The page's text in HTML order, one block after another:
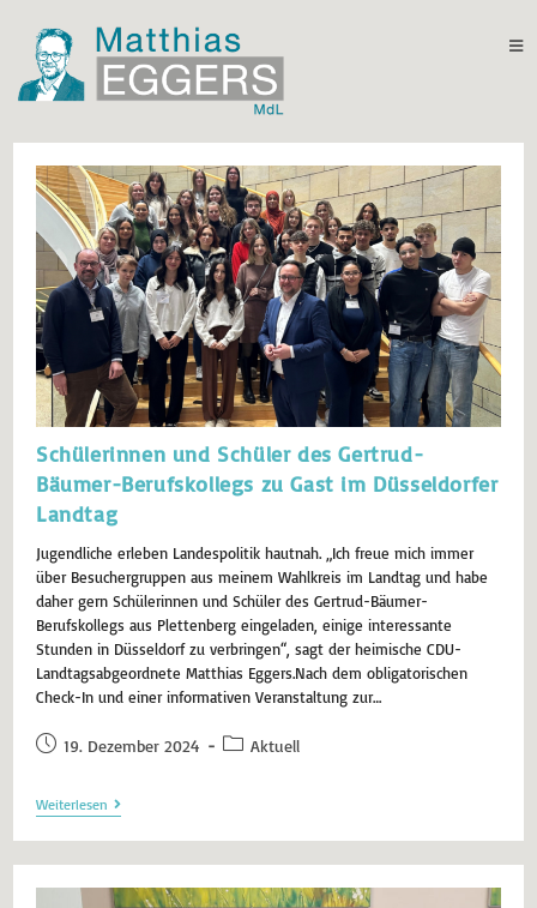
Schülerinnen und Schüler des Gertrud-
Bäumer-Berufskollegs zu Gast im Düsseldorfer
Landtag
Jugendliche erleben Landespolitik hautnah. „Ich freue mich immer
über Besuchergruppen aus meinem Wahlkreis im Landtag und habe
daher gern Schülerinnen und Schüler des Gertrud-Bäumer-
Berufskollegs aus Plettenberg eingeladen, einige interessante
Stunden in Düsseldorf zu verbringen“, sagt der heimische CDU-
Landtagsabgeordnete Matthias Eggers.Nach dem obligatorischen
Check-In und einer informativen Veranstaltung zur…
19. Dezember 2024 Aktuell
Weiterlesen